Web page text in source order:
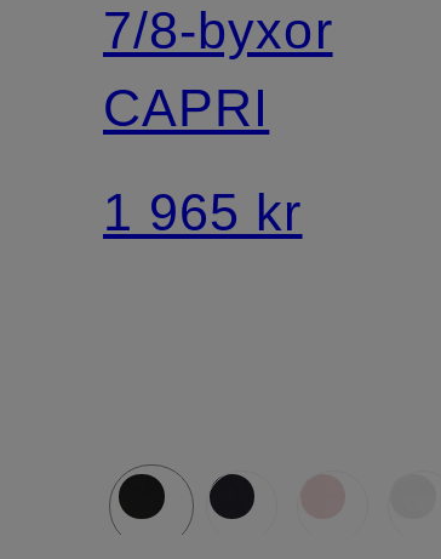
7/8-byxor
CAPRI
1 965 kr